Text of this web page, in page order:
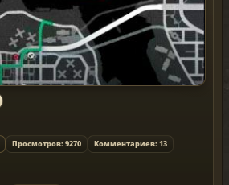
Просмотров: 9270 Комментариев: 13